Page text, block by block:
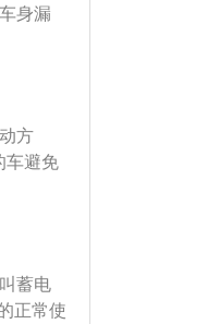
身漏
超过
离合
方
车避免
接启
放
电解
通风
蓄电
正常使